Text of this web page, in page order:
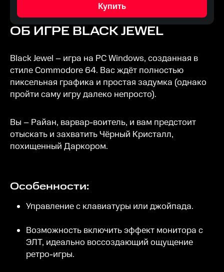
Купить
ОБ ИГРЕ BLACK JEWEL
Black Jewel – игра на PC Windows, созданная в
стиле Commodore 64. Вас ждёт полностью
пиксельная графика и простая задумка (однако
пройти саму игру далеко непросто).
Вы – Райан, варвар-воитель, и вам предстоит
отыскать и захватить Чёрный Кристалл,
похищенный Даркором.
Особенности:
Управление с клавиатуры или джойпада.
Возможность включить эффект монитора с
ЭЛТ, идеально воссоздающий ощущение
ретро-игры.